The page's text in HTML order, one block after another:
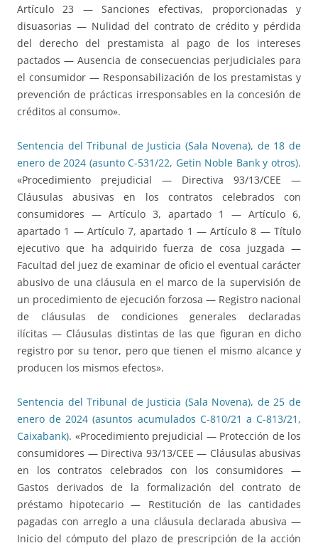
Artículo 23 — Sanciones efectivas, proporcionadas y
disuasorias — Nulidad del contrato de crédito y pérdida
del derecho del prestamista al pago de los intereses
pactados — Ausencia de consecuencias perjudiciales para
el consumidor — Responsabilización de los prestamistas y
prevención de prácticas irresponsables en la concesión de
créditos al consumo».
Sentencia del Tribunal de Justicia (Sala Novena), de 18 de
enero de 2024 (asunto C-531/22, Getin Noble Bank y otros).
«Procedimiento prejudicial — Directiva 93/13/CEE —
Cláusulas abusivas en los contratos celebrados con
consumidores — Artículo 3, apartado 1 — Artículo 6,
apartado 1 — Artículo 7, apartado 1 — Artículo 8 — Título
ejecutivo que ha adquirido fuerza de cosa juzgada —
Facultad del juez de examinar de oficio el eventual carácter
abusivo de una cláusula en el marco de la supervisión de
un procedimiento de ejecución forzosa — Registro nacional
de cláusulas de condiciones generales declaradas
ilícitas — Cláusulas distintas de las que figuran en dicho
registro por su tenor, pero que tienen el mismo alcance y
producen los mismos efectos».
Sentencia del Tribunal de Justicia (Sala Novena), de 25 de
enero de 2024 (asuntos acumulados C-810/21 a C-813/21,
Caixabank). «Procedimiento prejudicial — Protección de los
consumidores — Directiva 93/13/CEE — Cláusulas abusivas
en los contratos celebrados con los consumidores —
Gastos derivados de la formalización del contrato de
préstamo hipotecario — Restitución de las cantidades
pagadas con arreglo a una cláusula declarada abusiva —
Inicio del cómputo del plazo de prescripción de la acción